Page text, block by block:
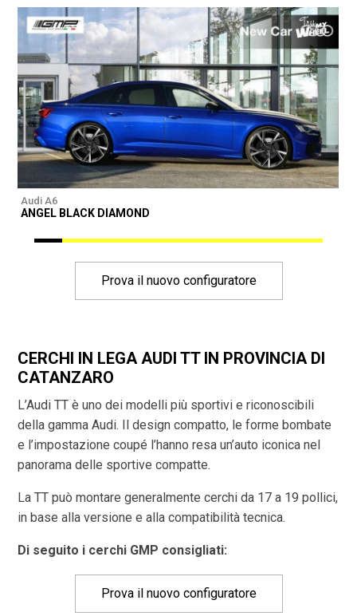
Audi A6
ANGEL BLACK DIAMOND
Prova il nuovo configuratore
CERCHI IN LEGA AUDI TT IN PROVINCIA DI
CATANZARO
L’Audi TT è uno dei modelli più sportivi e riconoscibili
della gamma Audi. Il design compatto, le forme bombate
e l’impostazione coupé l’hanno resa un’auto iconica nel
panorama delle sportive compatte.
La TT può montare generalmente cerchi da 17 a 19 pollici,
in base alla versione e alla compatibilità tecnica.
Di seguito i cerchi GMP consigliati:
Prova il nuovo configuratore